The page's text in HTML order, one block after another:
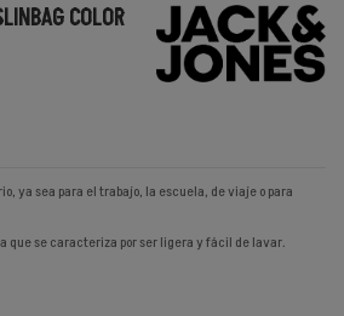
COLOR
ya sea para el trabajo, la escuela, de viaje o para
que se caracteriza por ser ligera y fácil de lavar.